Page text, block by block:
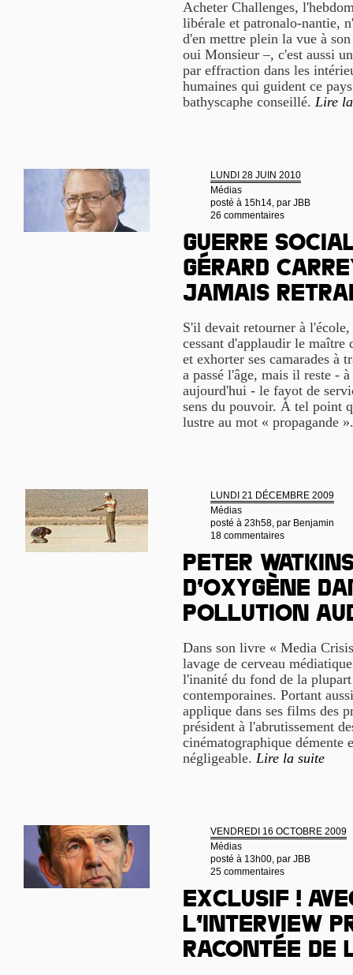
Acheter Challenges,
libérale et patronalo-nantie,
d'en mettre plein la vue à
oui Monsieur –, c'est aussi
par effraction dans les
humaines qui guident ce
bathyscaphe conseillé. Lire
LUNDI 28 JUIN 2010
Médias
posté à 15h14, par JBB
26 commentaires
Guerre
Gérard
jamais
S'il devait retourner à
cessant d'applaudir le
et exhorter ses camarades à
a passé l'âge, mais il reste -
aujourd'hui - le fayot de
sens du pouvoir. À tel point
lustre au mot « propagande
LUNDI 21 DÉCEMBRE 2009
Médias
posté à 23h58, par Benjamin
18 commentaires
Peter
d’oxygène
pollution
Dans son livre « Media
lavage de cerveau
l'inanité du fond de la
contemporaines. Portant
applique dans ses films des
président à l'abrutissement
cinématographique
négligeable. Lire la suite
VENDREDI 16 OCTOBRE 2009
Médias
posté à 13h00, par JBB
25 commentaires
Exclusif !
l’interview
racontée de